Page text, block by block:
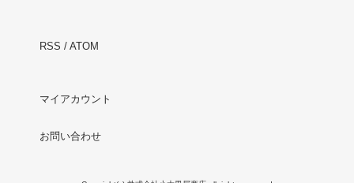
RSS / ATOM
マイアカウント
お問い合わせ